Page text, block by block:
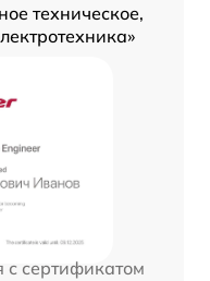
техническое,
с сертификатом